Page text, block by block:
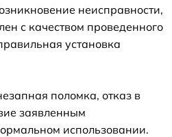
неисправности,
с качеством проведенного
установка
поломка, отказ в
заявленным
использовании.